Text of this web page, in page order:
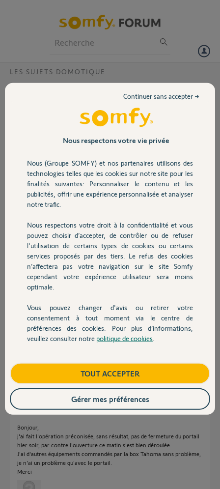
Volet
Sécurité
Domotique
Chauffage
Autres produits
Devis avec un pro
Contact
LES SUJETS DOMOTIQUE
Problème de fermeture de portail moteur
la fermeture du portail (via l'application Android OU par la
programmation tahomalink (fermeture à 20h via agenda et scénario)
l'interface tahomalink avec mon ordinateur, la manoeuvre est
opérationnelle. Pour info je n'ai jamais le problème à l'ouverture :
application OU programmation, ça fonctionne bien, bizarre...
Est-ce que quelqu'un a ce problème et a trouvé la solution ?
Merci.
il y a plus de 5 ans
Participer au fil de discussion
Réponses
Bonjour,
tentez une resynchro de votre Tahoma.
https://forum.somfy.fr/questions/1626676-faq-video-effectuer-
André N. il y a plus de 5 ans
Bonjour,
j'ai fait l'opération préconisée, sans résultat, pas de fermeture du portail
hier soir, par contre l'ouverture ce matin s'est bien déroulée.
J'ai d'autres équipements commandés par la box Tahoma sans problème,
je n'ai un problème qu'avec le portail.
Merci
Nous respectons votre vie privée
Nous (Groupe SOMFY) et nos partenaires utilisons des
technologies telles que les cookies sur notre site pour les
finalités suivantes: Personnaliser le contenu et les
publicités, offrir une expérience personnalisée et analyser
notre trafic.
Nous respectons votre droit à la confidentialité et vous
pouvez choisir d’accepter, de contrôler ou de refuser
l'utilisation de certains types de cookies ou certains
services proposés par des tiers. Le refus des cookies
n’affectera pas votre navigation sur le site Somfy
cependant votre expérience utilisateur sera moins
optimale.
Vous pouvez changer d'avis ou retirer votre
consentement à tout moment via le centre de
préférences des cookies. Pour plus d’informations,
veuillez consulter notre politique de cookies
Continuer sans accepter →
TOUT ACCEPTER
Gérer mes préférences